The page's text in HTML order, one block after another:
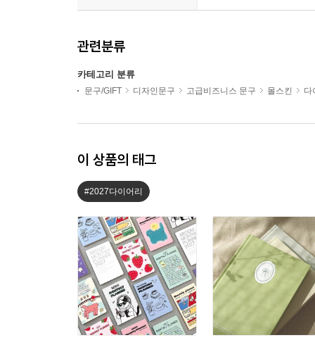
관련분류
카테고리 분류
문구/GIFT 디자인문구 고급비즈니스 문구 몰스킨 다
이 상품의 태그
#2027다이어리